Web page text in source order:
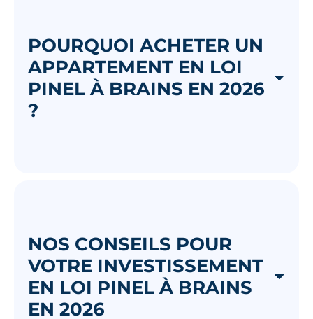
POURQUOI ACHETER UN
APPARTEMENT EN LOI
PINEL À BRAINS EN 2026
?
NOS CONSEILS POUR
VOTRE INVESTISSEMENT
EN LOI PINEL À BRAINS
EN 2026